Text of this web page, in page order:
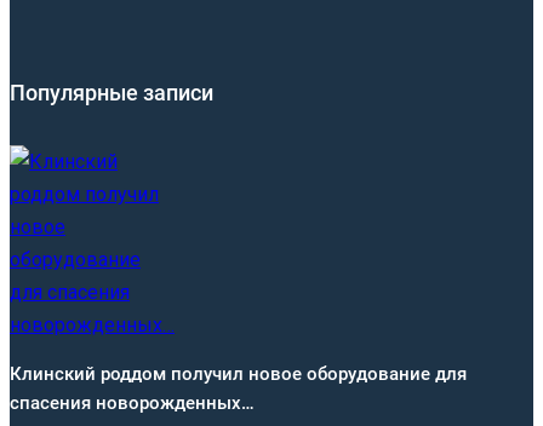
Популярные записи
Клинский роддом получил новое оборудование для
спасения новорожденных…